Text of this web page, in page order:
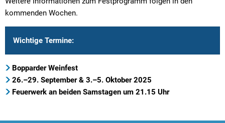
kommenden Wochen.
Wichtige Termine:
Bopparder Weinfest
26.–29. September & 3.–5. Oktober 2025
Feuerwerk an beiden Samstagen um 21.15 Uhr